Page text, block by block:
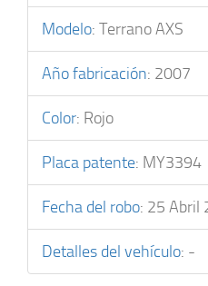
Modelo: Terrano AXS
Año fabricación: 2007
Color: Rojo
Placa patente: MY3394
Fecha del robo: 25 Abril
Detalles del vehículo: -